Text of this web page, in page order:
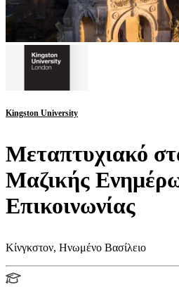
Kingston University
Μεταπτυχιακό
Μαζικής
Επικοινωνίας
Κίνγκστον, Ηνωμένο Βασίλειο